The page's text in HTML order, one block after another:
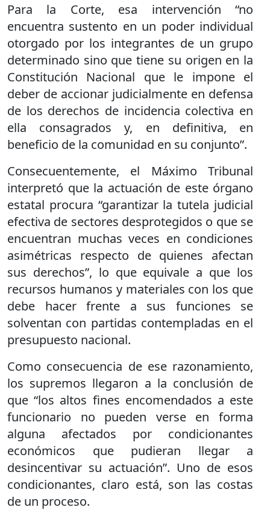
Para la Corte, esa intervención “no
encuentra sustento en un poder individual
otorgado por los integrantes de un grupo
determinado sino que tiene su origen en la
Constitución Nacional que le impone el
deber de accionar judicialmente en defensa
de los derechos de incidencia colectiva en
ella consagrados y, en definitiva, en
beneficio de la comunidad en su conjunto”.
Consecuentemente, el Máximo Tribunal
interpretó que la actuación de este órgano
estatal procura “garantizar la tutela judicial
efectiva de sectores desprotegidos o que se
encuentran muchas veces en condiciones
asimétricas respecto de quienes afectan
sus derechos”, lo que equivale a que los
recursos humanos y materiales con los que
debe hacer frente a sus funciones se
solventan con partidas contempladas en el
presupuesto nacional.
Como consecuencia de ese razonamiento,
los supremos llegaron a la conclusión de
que “los altos fines encomendados a este
funcionario no pueden verse en forma
alguna afectados por condicionantes
económicos que pudieran llegar a
desincentivar su actuación”. Uno de esos
condicionantes, claro está, son las costas
de un proceso.